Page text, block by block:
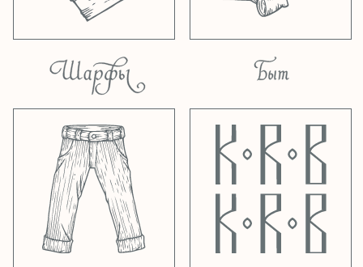
18.04.2025
Новые банданы, посвященные
первому советскому мотоциклу от нашей
и в шоуруме в Москве (в Петербурге
скоро)! Заходите в разделы
аксессуары
Старый друг
28.03.2025
Приехала весенняя поставка
кепок отCity Sport
из Бельгии. Много
потрясающей красоты! 13 новинок во всех
размерах, а также пополнения запасов.
Заходите в разделы
восьмиклинкии кепки
а также в наши шоурумы в Москве и Санкт-
Петербурге!
28.02.2025
Московский шоурум Tweed Hat